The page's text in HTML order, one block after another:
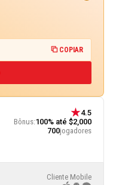
4.5
Bônus:100% até $2,000
700jogadores
Cliente Mobile
COPIAR